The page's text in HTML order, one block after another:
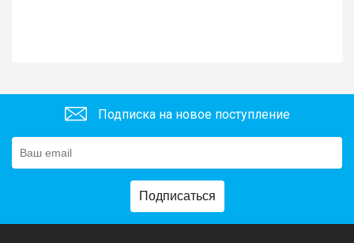
Подписка на новое поступление
Подписаться